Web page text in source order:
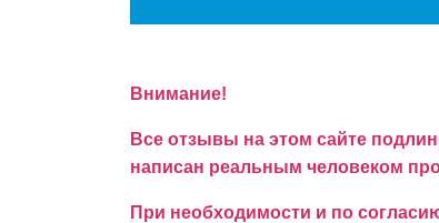
Внимание!
Все отзывы на этом сайте
написан реальным человеком
При необходимости и по